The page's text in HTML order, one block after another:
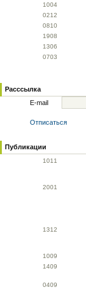
1004
0212
0810
1908
1306
0703
Расссылка
E-mail
Отписаться
Публикации
1011
2001
1312
1009
1409
0409